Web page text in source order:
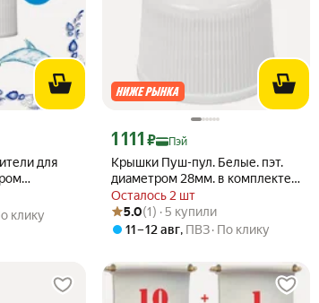
для
20 шт.
308 ₽ вместо
клику
Крышки Пуш-пул. Белые. пэт.
диаметром 28мм. в комплекте
100 шт. + 1 в подарок
Осталось 2 шт
Цена с картой Яндекс Пэй 1111 ₽ вместо
1 111 ₽ Пэй
Рейтинг товара: 5.0 из 5
Оценок: (1) · 5 купили
5.0(1) · 5 купили
11 – 12 авг, ПВЗ По клику